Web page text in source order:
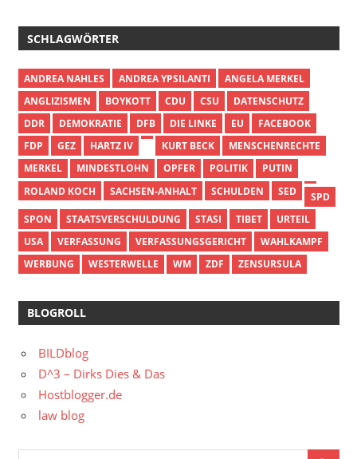
SCHLAGWÖRTER
ANDREA NAHLES ANDREA YPSILANTI
ANGELA MERKEL
ANGLIZISMEN
BOYKOTT CDU CSU
DATENSCHUTZ
DDR
DEMOKRATIE DFB DIE LINKE EU
FACEBOOK
FDP
GEZ HARTZ IV KURT BECK
MENSCHENRECHTE
MERKEL
MINDESTLOHN OPFER POLITIK
PUTIN
ROLAND KOCH
SACHSEN-ANHALT SCHULDEN SED
SPD
SPON
STAATSVERSCHULDUNG STASI TIBET
URTEIL
USA
VERFASSUNG VERFASSUNGSGERICHT
WAHLKAMPF
WERBUNG
WESTERWELLE WM ZDF ZENSURSULA
BLOGROLL
BILDblog
D^3 – Dirks Dies & Das
Hostblogger.de
law blog